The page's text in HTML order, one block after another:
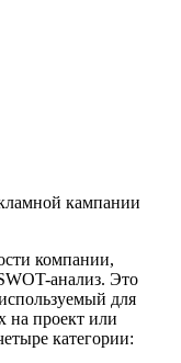
кампании
компании,
анализ. Это
для
на проект или
категории: